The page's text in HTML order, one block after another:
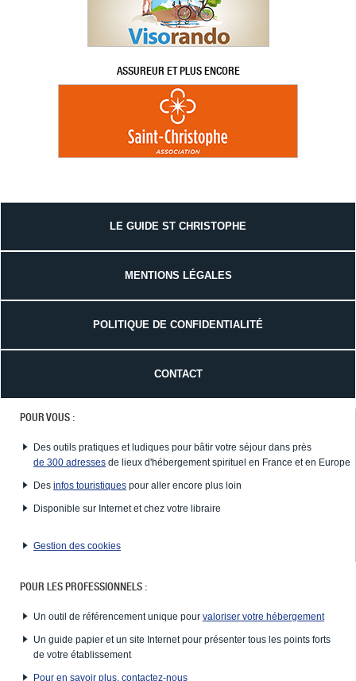
ASSUREUR ET PLUS ENCORE
LE GUIDE ST CHRISTOPHE
MENTIONS LÉGALES
POLITIQUE DE CONFIDENTIALITÉ
CONTACT
POUR VOUS :
Des outils pratiques et ludiques pour bâtir votre séjour dans près
de 300 adresses de lieux d'hébergement spirituel en France et en Europe
Des infos touristiques pour aller encore plus loin
Disponible sur Internet et chez votre libraire
Gestion des cookies
POUR LES PROFESSIONNELS :
Un outil de référencement unique pour valoriser votre hébergement
Un guide papier et un site Internet pour présenter tous les points forts
de votre établissement
Pour en savoir plus, contactez-nous